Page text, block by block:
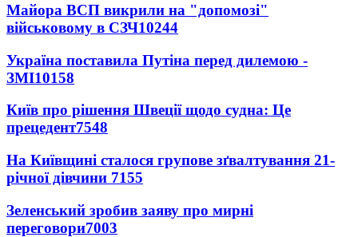
Майора ВСП викрили на "допомозі"
військовому в СЗЧ10244
Україна поставила Путіна перед дилемою -
ЗМІ10158
Київ про рішення Швеції щодо судна: Це
прецедент7548
На Київщині сталося групове зґвалтування 21-
річної дівчини 7155
Зеленський зробив заяву про мирні
переговори7003